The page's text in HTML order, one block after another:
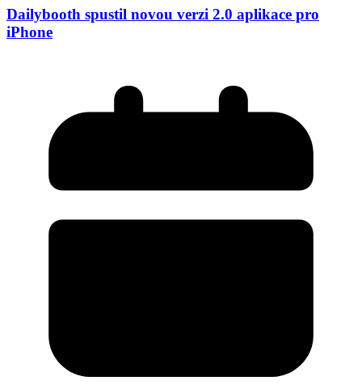
Dailybooth spustil novou verzi 2.0 aplikace pro
iPhone